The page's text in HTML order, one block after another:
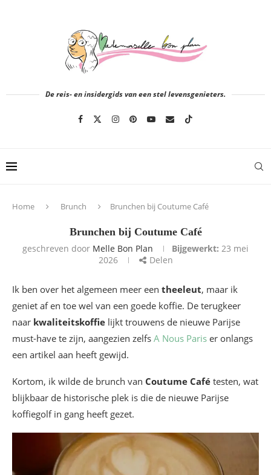
De reis- en insidergids van een stel levensgenieters.
Home Brunch Brunchen bij Coutume Café
Brunchen bij Coutume Café
geschreven door Melle Bon Plan Bijgewerkt: 23 mei
2026
Delen
Ik ben over het algemeen meer een theeleut, maar ik
geniet af en toe wel van een goede koffie. De terugkeer
naar kwaliteitskoffie lijkt trouwens de nieuwe Parijse
must-have te zijn, aangezien zelfs A Nous Paris er onlangs
een artikel aan heeft gewijd.
Kortom, ik wilde de brunch van Coutume Café testen, wat
blijkbaar de historische plek is die de nieuwe Parijse
koffiegolf in gang heeft gezet.